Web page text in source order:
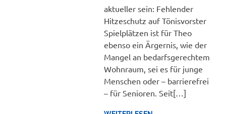
aktueller sein: Fehlender
Hitzeschutz auf Tönisvorster
Spielplätzen ist für Theo
ebenso ein Ärgernis, wie der
Mangel an bedarfsgerechtem
Wohnraum, sei es für junge
Menschen oder – barrierefrei
– für Senioren. Seit[…]